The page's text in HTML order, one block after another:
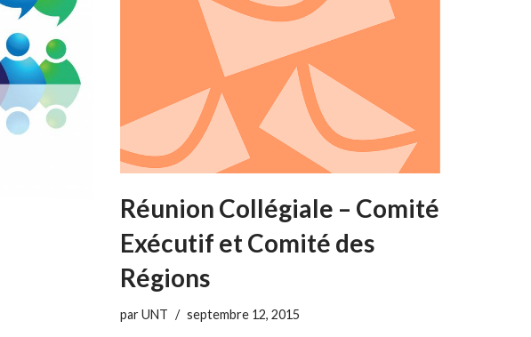
Réunion Collégiale – Comité
Exécutif et Comité des
Régions
parUNT septembre 12, 2015